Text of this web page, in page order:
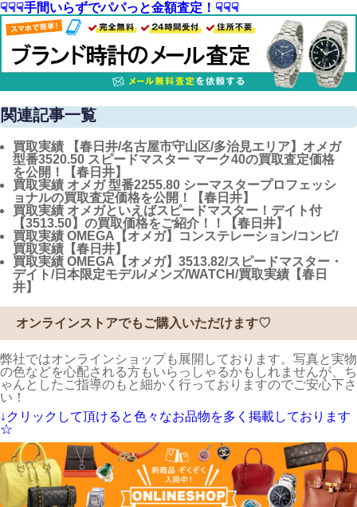
☟☟☟手間いらずでパパっと金額査定！☟☟☟
関連記事一覧
買取実績 【春日井/名古屋市守山区/多治見エリア】オメガ
型番3520.50 スピードマスター マーク40の買取査定価格
を公開！【春日井】
買取実績 オメガ 型番2255.80 シーマスタープロフェッシ
ョナルの買取査定価格を公開！【春日井】
買取実績 オメガといえばスピードマスター！デイト付
【3513.50】の買取価格をご紹介！！【春日井】
買取実績 OMEGA【オメガ】コンステレーション/コンビ/
買取実績【春日井】
買取実績 OMEGA【オメガ】3513.82/スピードマスター・
デイト/日本限定モデル/メンズ/WATCH/買取実績【春日
井】
オンラインストアでもご購入いただけます♡
弊社ではオンラインショップも展開しております。写真と実物
の色などを心配される方もいらっしゃるかもしれませんが、ち
ゃんとしたご指導のもと細かく行っておりますのでご安心下さ
い！
↓クリックして頂けると色々なお品物を多く掲載しております
☆